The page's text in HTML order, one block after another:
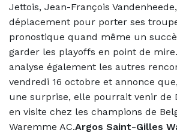
Jettois, Jean-François
déplacement pour porter ses
pronostique quand même un
garder les playoffs en point de
analyse également les autres
vendredi 16 octobre et annonce
une surprise, elle pourrait venir de
en visite chez les champions de
Waremme AC.Argos Saint-Gilles